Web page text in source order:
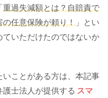
重過失減額とは？自賠責で
の任意保険が頼り！ 」とい
ていただけたのではないか
ことがある方は、本記事
士法人が提供する スマ